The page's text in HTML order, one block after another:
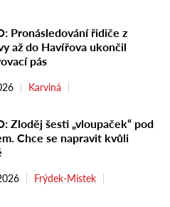
Pronásledování řidiče z
až do Havířova ukončil
pás
Karviná
Zloděj šesti „vloupaček“ pod
Chce se napravit kvůli
Frýdek-Místek